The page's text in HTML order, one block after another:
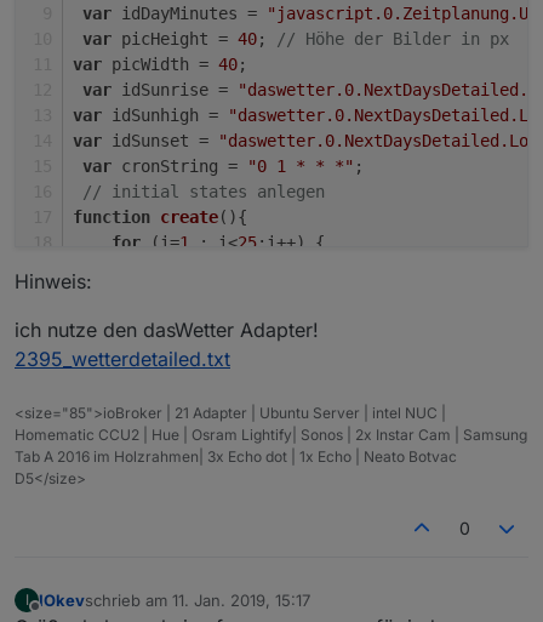
var idDayMinutes =
var picHeight = 40;
// Höhe der Bilder in px
var picWidth = 40;
var idSunrise =
var idSunhigh =
var idSunset =
var cronString = "0 1 * * *" ;
// initial states anlegen
function create( ){
for (i=1 ; i<25;i++) {
createState
createState
// States berechnen und bespielen
function
graph(){
var y;
Hinweis:
ich nutze den dasWetter Adapter!
2395_wetterdetailed.txt
<size="85">ioBroker | 21 Adapter | Ubuntu Server | intel NUC |
Homematic CCU2 | Hue | Osram Lightify| Sonos | 2x Instar Cam | Samsung
Tab A 2016 im Holzrahmen| 3x Echo dot | 1x Echo | Neato Botvac
D5</size>
0
I
Offline
IOkevschrieb am 11. Jan. 2019, 15:17
zuletzt editiert von